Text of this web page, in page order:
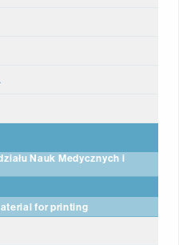
2024
Nauk Medycznych i
for printing